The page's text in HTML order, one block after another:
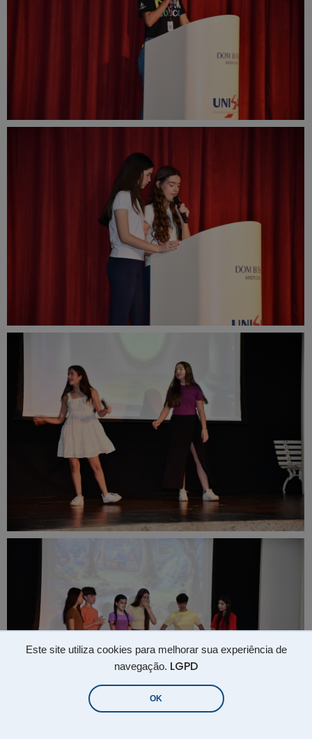
Este site utiliza cookies para melhorar sua experiência de
navegação. LGPD
OK